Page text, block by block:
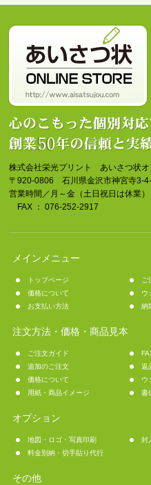
株式会社栄光プリント あいさつ状オ
〒920-0806 石川県金沢市神宮寺3-
営業時間／月～金（土日祝日は休業
FAX ： 076-252-2917
メインメニュー
トップページ
ご
価格について
ウ
お支払い方法
納
注文方法・価格・商品見本
ご注文ガイド
追加のご注文
返
価格について
ウ
用紙・商品イメージ
書
オプション
地図・ロゴ・写真印刷
封
料金別納・切手貼り代行
その他